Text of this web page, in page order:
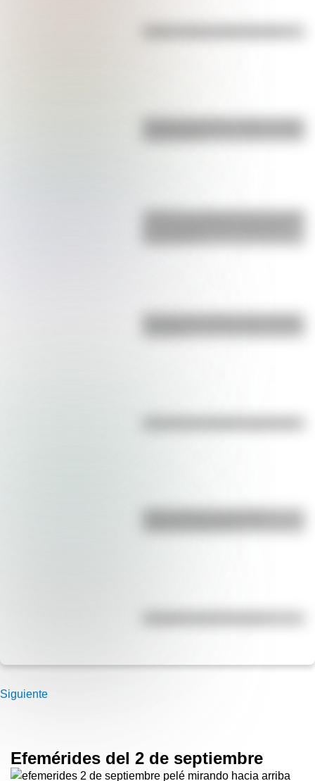
¿Sabías que Argentina tuvo la torre
Bandera de Ecuador para colorear
Duda resuelta: ¿es el Truco
realmente argentino?
Siguiente
Efemérides del 2 de septiembre